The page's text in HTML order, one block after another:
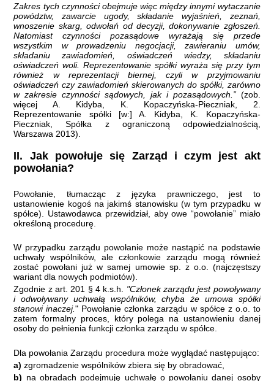
Zakres tych czynności obejmuje więc między innymi wytaczanie
powództw, zawarcie ugody, składanie wyjaśnień, zeznań,
wnoszenie skarg, odwołań od decyzji, dokonywanie zgłoszeń.
Natomiast czynności pozasądowe wyrażają się przede
wszystkim w prowadzeniu negocjacji, zawieraniu umów,
składaniu zawiadomień, oświadczeń wiedzy, składaniu
oświadczeń woli. Reprezentowanie spółki wyraża się przy tym
również w reprezentacji biernej, czyli w przyjmowaniu
oświadczeń czy zawiadomień skierowanych do spółki, zarówno
w zakresie czynności sądowych, jak i pozasądowych.”(zob.
więcej A. Kidyba, K. Kopaczyńska-Pieczniak, 2.
Reprezentowanie spółki [w:] A. Kidyba, K. Kopaczyńska-
Pieczniak, Spółka z ograniczoną odpowiedzialnością,
Warszawa 2013).
II. Jak powołuje się Zarząd i czym jest akt
powołania?
Powołanie, tłumacząc z języka prawniczego, jest to
ustanowienie kogoś na jakimś stanowisku (w tym przypadku w
spółce). Ustawodawca przewidział, aby owe “powołanie” miało
określoną procedurę.
W przypadku zarządu powołanie może nastąpić na podstawie
uchwały wspólników, ale członkowie zarządu mogą również
zostać powołani już w samej umowie sp. z o.o. (najczęstszy
wariant dla nowych podmiotów).
Zgodnie z art. 201 § 4 k.s.h. "Członek zarządu jest powoływany
i odwoływany uchwałą wspólników, chyba że umowa spółki
stanowi inaczej." Powołanie członka zarządu w spółce z o.o. to
zatem formalny proces, który polega na ustanowieniu danej
osoby do pełnienia funkcji członka zarządu w spółce.
Dla powołania Zarządu procedura może wyglądać następująco:
a) zgromadzenie wspólników zbiera się by obradować,
b) na obradach podejmuję uchwałę o powołaniu danej osoby